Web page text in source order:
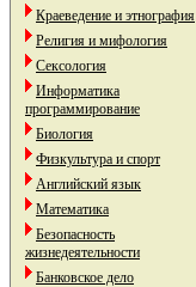
Краеведение и этнография
Религия и мифология
Сексология
Информатика
программирование
Биология
Физкультура и спорт
Английский язык
Математика
Безопасность
жизнедеятельности
Банковское дело